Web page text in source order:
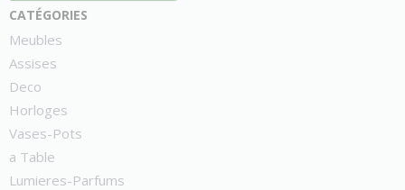
catégories
Meubles
Assises
Deco
Horloges
Vases-Pots
a Table
Lumieres-Parfums